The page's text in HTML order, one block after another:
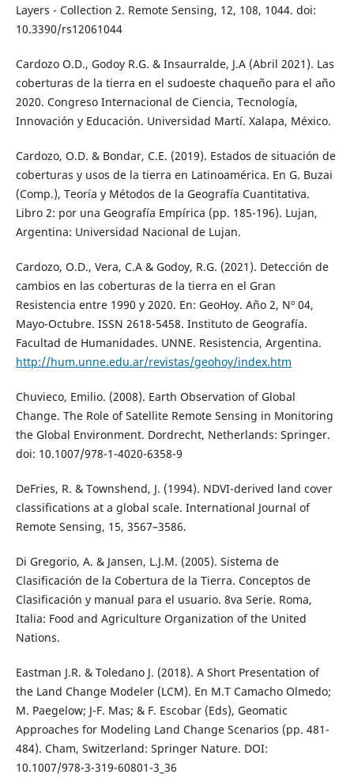
Layers - Collection 2. Remote Sensing, 12, 108, 1044. doi:
10.3390/rs12061044
Cardozo O.D., Godoy R.G. & Insaurralde, J.A (Abril 2021). Las
coberturas de la tierra en el sudoeste chaqueño para el año
2020. Congreso Internacional de Ciencia, Tecnología,
Innovación y Educación. Universidad Martí. Xalapa, México.
Cardozo, O.D. & Bondar, C.E. (2019). Estados de situación de
coberturas y usos de la tierra en Latinoamérica. En G. Buzai
(Comp.), Teoría y Métodos de la Geografía Cuantitativa.
Libro 2: por una Geografía Empírica (pp. 185-196). Lujan,
Argentina: Universidad Nacional de Lujan.
Cardozo, O.D., Vera, C.A & Godoy, R.G. (2021). Detección de
cambios en las coberturas de la tierra en el Gran
Resistencia entre 1990 y 2020. En: GeoHoy. Año 2, Nº 04,
Mayo-Octubre. ISSN 2618-5458. Instituto de Geografía.
Facultad de Humanidades. UNNE. Resistencia, Argentina.
http://hum.unne.edu.ar/revistas/geohoy/index.htm
Chuvieco, Emilio. (2008). Earth Observation of Global
Change. The Role of Satellite Remote Sensing in Monitoring
the Global Environment. Dordrecht, Netherlands: Springer.
doi: 10.1007/978-1-4020-6358-9
DeFries, R. & Townshend, J. (1994). NDVI-derived land cover
classifications at a global scale. International Journal of
Remote Sensing, 15, 3567–3586.
Di Gregorio, A. & Jansen, L.J.M. (2005). Sistema de
Clasificación de la Cobertura de la Tierra. Conceptos de
Clasificación y manual para el usuario. 8va Serie. Roma,
Italia: Food and Agriculture Organization of the United
Nations.
Eastman J.R. & Toledano J. (2018). A Short Presentation of
the Land Change Modeler (LCM). En M.T Camacho Olmedo;
M. Paegelow; J-F. Mas; & F. Escobar (Eds), Geomatic
Approaches for Modeling Land Change Scenarios (pp. 481-
484). Cham, Switzerland: Springer Nature. DOI:
10.1007/978-3-319-60801-3_36